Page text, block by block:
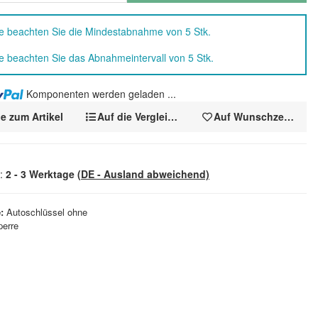
Autoschlüssel ohne
zum Artikel Auf die Vergleichsliste Auf Wunschzettel
beachten Sie die Mindestabnahme von 5 Stk.
beachten Sie das Abnahmeintervall von 5 Stk.
Komponenten werden geladen ...
2 - 3 Werktage (DE - Ausland abweichend)